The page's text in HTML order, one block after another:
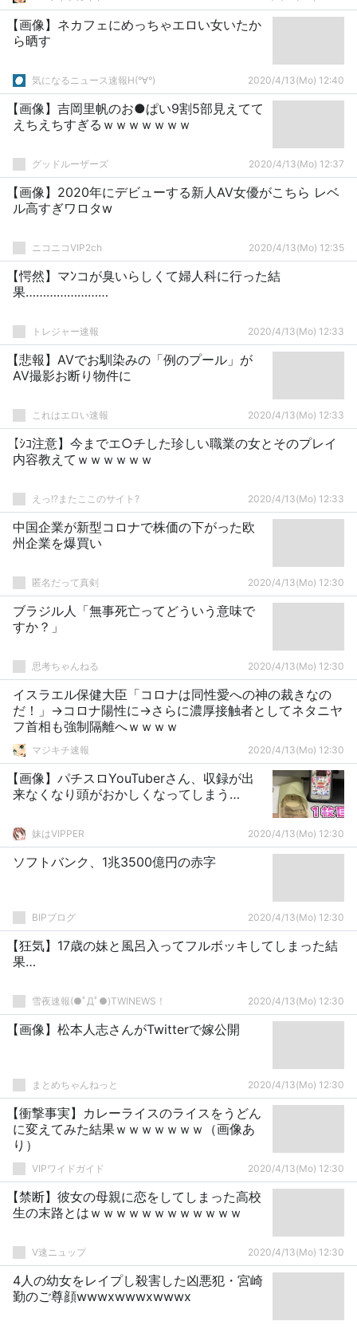
【画像】ネカフェにめっちゃエロい女いたか
ら晒す
気になるニュース速報H(°∀°) 2020/4/13(Mo) 12:40
【画像】吉岡里帆のお●ぱい9割5部見えてて
えちえちすぎるｗｗｗｗｗｗｗ
グッドルーザーズ 2020/4/13(Mo) 12:37
【画像】2020年にデビューする新人AV女優がこちら レベ
ル高すぎワロタw
ニコニコVIP2ch 2020/4/13(Mo) 12:35
【愕然】マﾝコが臭いらしくて婦人科に行った結
果……………………
トレジャー速報 2020/4/13(Mo) 12:33
【悲報】AVでお馴染みの「例のプール」が
AV撮影お断り物件に
これはエロい速報 2020/4/13(Mo) 12:33
【ｼｺ注意】今までエ○チした珍しい職業の女とそのプレイ
内容教えてｗｗｗｗｗｗ
えっ!?またここのサイト? 2020/4/13(Mo) 12:33
中国企業が新型コロナで株価の下がった欧
州企業を爆買い
匿名だって真剣 2020/4/13(Mo) 12:30
ブラジル人「無事死亡ってどういう意味で
すか？」
思考ちゃんねる 2020/4/13(Mo) 12:30
イスラエル保健大臣「コロナは同性愛への神の裁きなの
だ！」→コロナ陽性に→さらに濃厚接触者としてネタニヤ
フ首相も強制隔離へｗｗｗｗ
マジキチ速報 2020/4/13(Mo) 12:30
【画像】パチスロYouTuberさん、収録が出
来なくなり頭がおかしくなってしまう…
妹はVIPPER 2020/4/13(Mo) 12:30
ソフトバンク、1兆3500億円の赤字
BIPブログ 2020/4/13(Mo) 12:30
【狂気】17歳の妹と風呂入ってフルボッキしてしまった結
果…
雪夜速報(●ﾟДﾟ●)TWINEWS！ 2020/4/13(Mo) 12:30
【画像】松本人志さんがTwitterで嫁公開
まとめちゃんねっと 2020/4/13(Mo) 12:30
【衝撃事実】カレーライスのライスをうどん
に変えてみた結果ｗｗｗｗｗｗｗ（画像あ
り）
VIPワイドガイド 2020/4/13(Mo) 12:30
【禁断】彼女の母親に恋をしてしまった高校
生の末路とはｗｗｗｗｗｗｗｗｗｗｗｗ
V速ニュップ 2020/4/13(Mo) 12:30
4人の幼女をレイプし殺害した凶悪犯・宮崎
勤のご尊顔wwwxwwwxwwwx